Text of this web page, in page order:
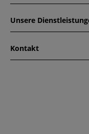
Unsere
Kontakt